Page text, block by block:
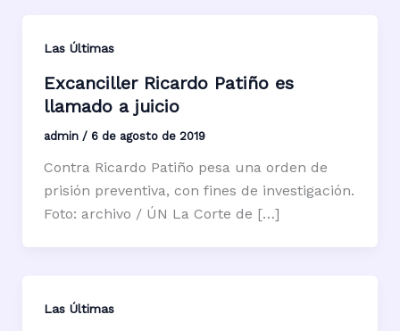
Las Últimas
Excanciller Ricardo Patiño es
llamado a juicio
admin / 6 de agosto de 2019
Contra Ricardo Patiño pesa una orden de
prisión preventiva, con fines de investigación.
Foto: archivo / ÚN La Corte de […]
Las Últimas